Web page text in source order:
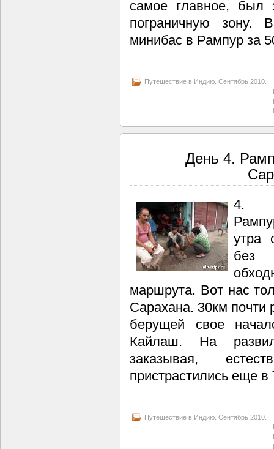
самое главное, был
пограничную зону.
минибас в Рампур за
Путешествие в Индию. Сентябрь 2010.
День 4.
4.
утра
без
маршрута. Вот нас
Сарахана. 30км почти
берущей свое
Кайлаш. На
заказывая,
пристрастились еще
Путешествие в Индию. Сентябрь 2010.